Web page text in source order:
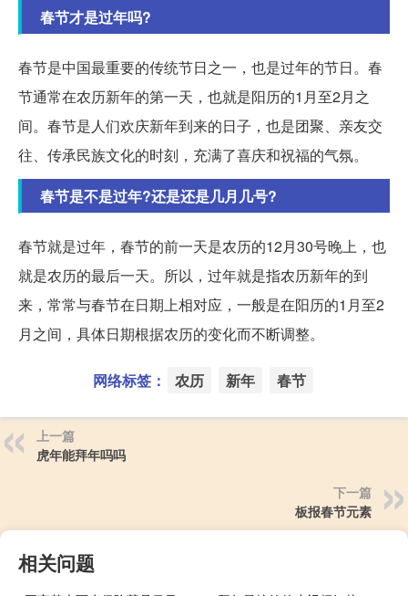
春节才是过年吗?
春节是中国最重要的传统节日之一，也是过年的节日。春
节通常在农历新年的第一天，也就是阳历的1月至2月之
间。春节是人们欢庆新年到来的日子，也是团聚、亲友交
往、传承民族文化的时刻，充满了喜庆和祝福的气氛。
春节是不是过年?还是还是几月几号?
春节就是过年，春节的前一天是农历的12月30号晚上，也
就是农历的最后一天。所以，过年就是指农历新年的到
来，常常与春节在日期上相对应，一般是在阳历的1月至2
月之间，具体日期根据农历的变化而不断调整。
网络标签： 农历 新年 春节
上一篇
虎年能拜年吗吗
下一篇
板报春节元素
相关问题